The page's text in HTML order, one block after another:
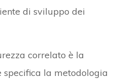
di sviluppo dei
correlato è la
specifica la metodologia